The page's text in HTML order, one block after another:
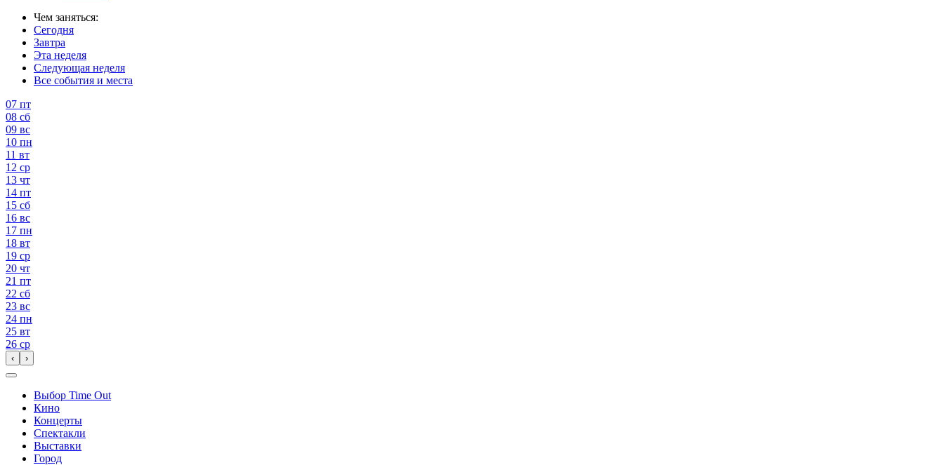
Чем заняться:
Сегодня
Завтра
Эта неделя
Следующая неделя
Все события и места
07 пт
08 сб
09 вс
10 пн
11 вт
12 ср
13 чт
14 пт
15 сб
16 вс
17 пн
18 вт
19 ср
20 чт
21 пт
22 сб
23 вс
24 пн
25 вт
26 ср
‹ ›
Выбор Time Out
Кино
Концерты
Спектакли
Выставки
Город